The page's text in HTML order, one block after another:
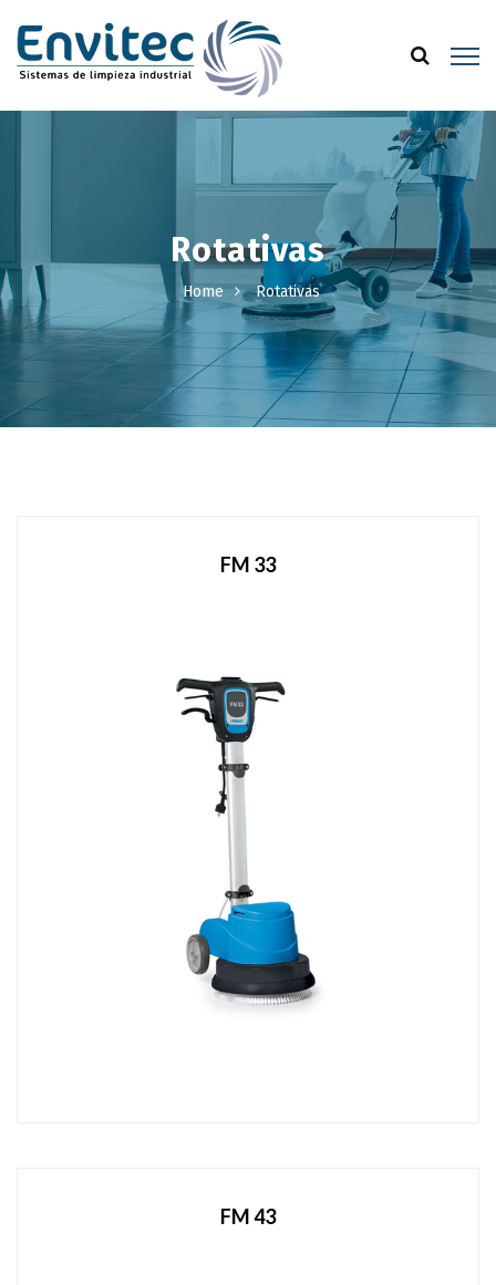
Rotativas
Home Rotativas
FM 33
FM 43